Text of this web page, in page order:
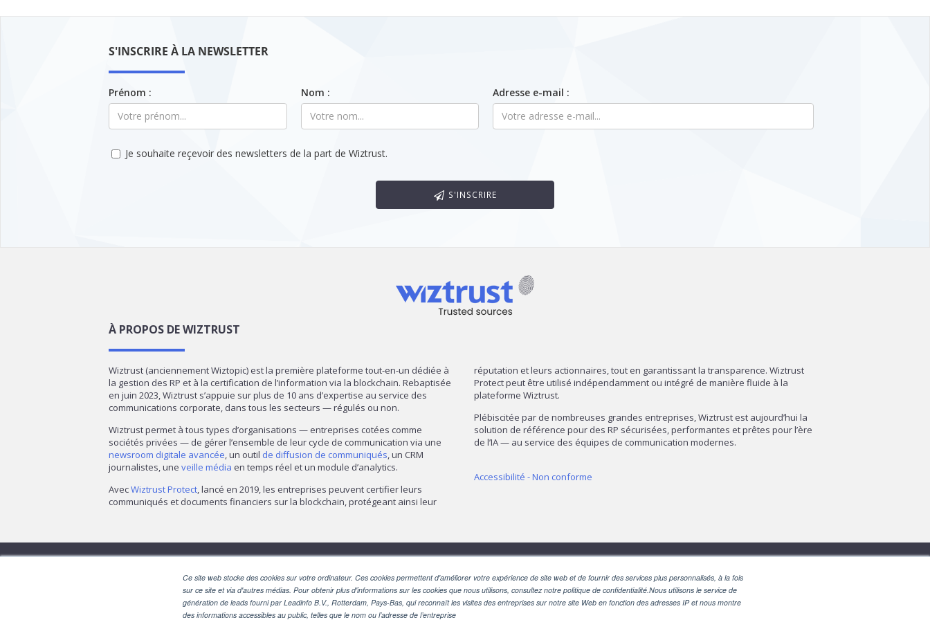
Ce site web stocke des cookies sur votre ordinateur. Ces cookies permettent d'améliorer votre expérience de site web et de fournir des services plus personnalisés, à la fois
sur ce site et via d'autres médias. Pour obtenir plus d'informations sur les cookies que nous utilisons, consultez notre politique de confidentialité.Nous utilisons le service de
génération de leads fourni par Leadinfo B.V., Rotterdam, Pays-Bas, qui reconnaît les visites des entreprises sur notre site Web en fonction des adresses IP et nous montre
des informations accessibles au public, telles que le nom ou l’adresse de l’entreprise
S'INSCRIRE À LA NEWSLETTER
Prénom : Nom : Adresse e-mail :
Je souhaite reçevoir des newsletters de la part de Wiztrust.
S'INSCRIRE
À PROPOS DE WIZTRUST
Wiztrust (anciennement Wiztopic) est la première plateforme tout-en-un dédiée à
la gestion des RP et à la certification de l’information via la blockchain. Rebaptisée
en juin 2023, Wiztrust s’appuie sur plus de 10 ans d’expertise au service des
communications corporate, dans tous les secteurs — régulés ou non.
Wiztrust permet à tous types d’organisations — entreprises cotées comme
sociétés privées — de gérer l’ensemble de leur cycle de communication via une
newsroom digitale avancée, un outil de diffusion de communiqués, un CRM
journalistes, une veille média en temps réel et un module d’analytics.
AvecWiztrust Protect, lancé en 2019, les entreprises peuvent certifier leurs
communiqués et documents financiers sur la blockchain, protégeant ainsi leur
réputation et leurs actionnaires, tout en garantissant la transparence. Wiztrust
Protect peut être utilisé indépendamment ou intégré de manière fluide à la
plateforme Wiztrust.
Plébiscitée par de nombreuses grandes entreprises, Wiztrust est aujourd’hui la
solution de référence pour des RP sécurisées, performantes et prêtes pour l’ère
de l’IA — au service des équipes de communication modernes.
Accessibilité - Non conforme
SUIVEZ-NOUS